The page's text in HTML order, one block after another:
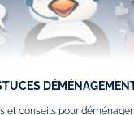
et conseils pour